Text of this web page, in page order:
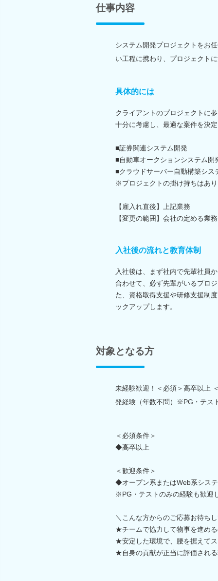
仕事内容
システム開発プロジェクトをお
い工程に携わり、プロジェクト
具体的には
クライアントのプロジェクトに
十分に考慮し、最適な案件を決
■証券関連システム開発
■自動車オークションシステム開
■クラウドサーバー自動構築シス
※プロジェクトの掛け持ちはあ
【雇入れ直後】上記業務
【変更の範囲】会社の定める業務
入社後の流れと教育体制
入社後は、まず社内で先輩社員
合わせて、必ず先輩がいるプロ
た、資格取得支援や研修支援制
ックアップします。
対象となる方
未経験歓迎！＜必須＞高卒以上
発経験（年数不問）※PG・テス
＜必須条件＞
◆高卒以上
＜歓迎条件＞
◆オープン系またはWeb系シス
※PG・テストのみの経験も歓迎
＼こんな方からのご応募お待ち
★チームで協力して物事を進め
★安定した環境で、腰を据えて
★自身の貢献が正当に評価され